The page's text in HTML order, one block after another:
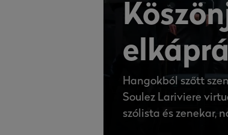
Hangokból szőtt
Soulez Lariviere
szólista és zenekar,